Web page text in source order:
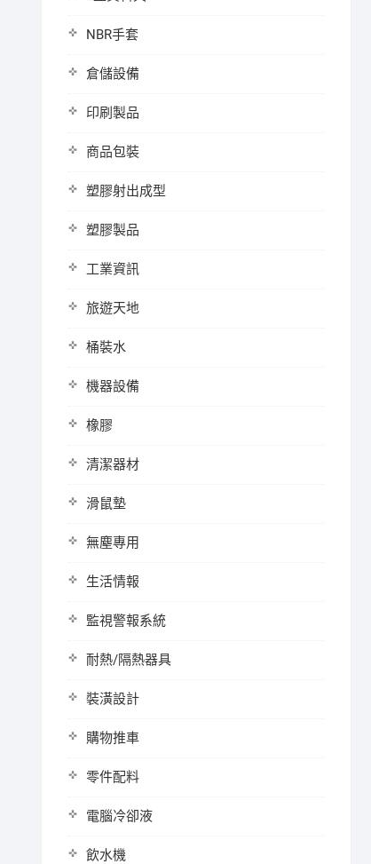
NBR手套
倉儲設備
印刷製品
商品包裝
塑膠射出成型
塑膠製品
工業資訊
旅遊天地
桶裝水
機器設備
橡膠
清潔器材
滑鼠墊
無塵專用
生活情報
監視警報系統
耐熱/隔熱器具
裝潢設計
購物推車
零件配料
電腦冷卻液
飲水機